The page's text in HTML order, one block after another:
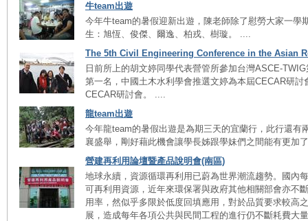
牛team出遊
今年牛team的暑假迎新出遊，陳老師除了慰勞大家一學
生：旭恆、俊傑、爾逸、柏戎、樹璇。 ....
The 5th Civil Engineering Conference in the Asian
日前所上的胡文婷同學代表營管所參加台灣ASCE-
第一名，中國土木水利學會推選文婷為本屆CECAR研
CECAR研討會。 ....
龍team出遊
今年龍team的暑假出遊是為期三天的宜蘭行，此行還有
襄盛舉，剛好藉此機會讓學長姊跟學妹們之間能有更加
營建再利用論壇暨產品說明會(南區)
地球永續，資源循環再利用已蔚為世界潮流趨勢。國內
可再利用資源，近年來環保署與政府其他相關部會亦不
用率，然似乎多限於低度回填應用，對於品質要求較高
展，造成每年各項公共與民間工程的進行仍不斷耗費大